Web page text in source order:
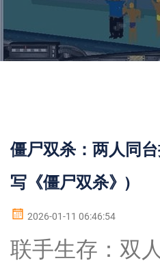
僵尸双杀：两人同
写《僵尸双杀》)
2026-01-11 06:46:54
联手生存：双